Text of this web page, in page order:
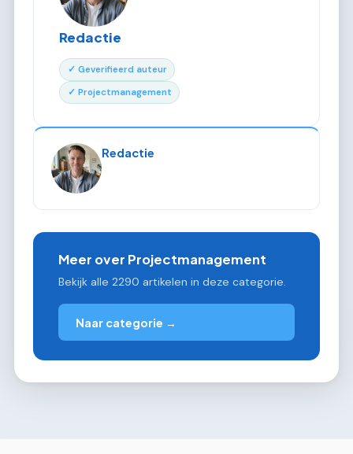
Redactie
✓ Geverifieerd auteur
✓ Projectmanagement
Redactie
Meer over Projectmanagement
Bekijk alle 2290 artikelen in deze categorie.
Naar categorie →